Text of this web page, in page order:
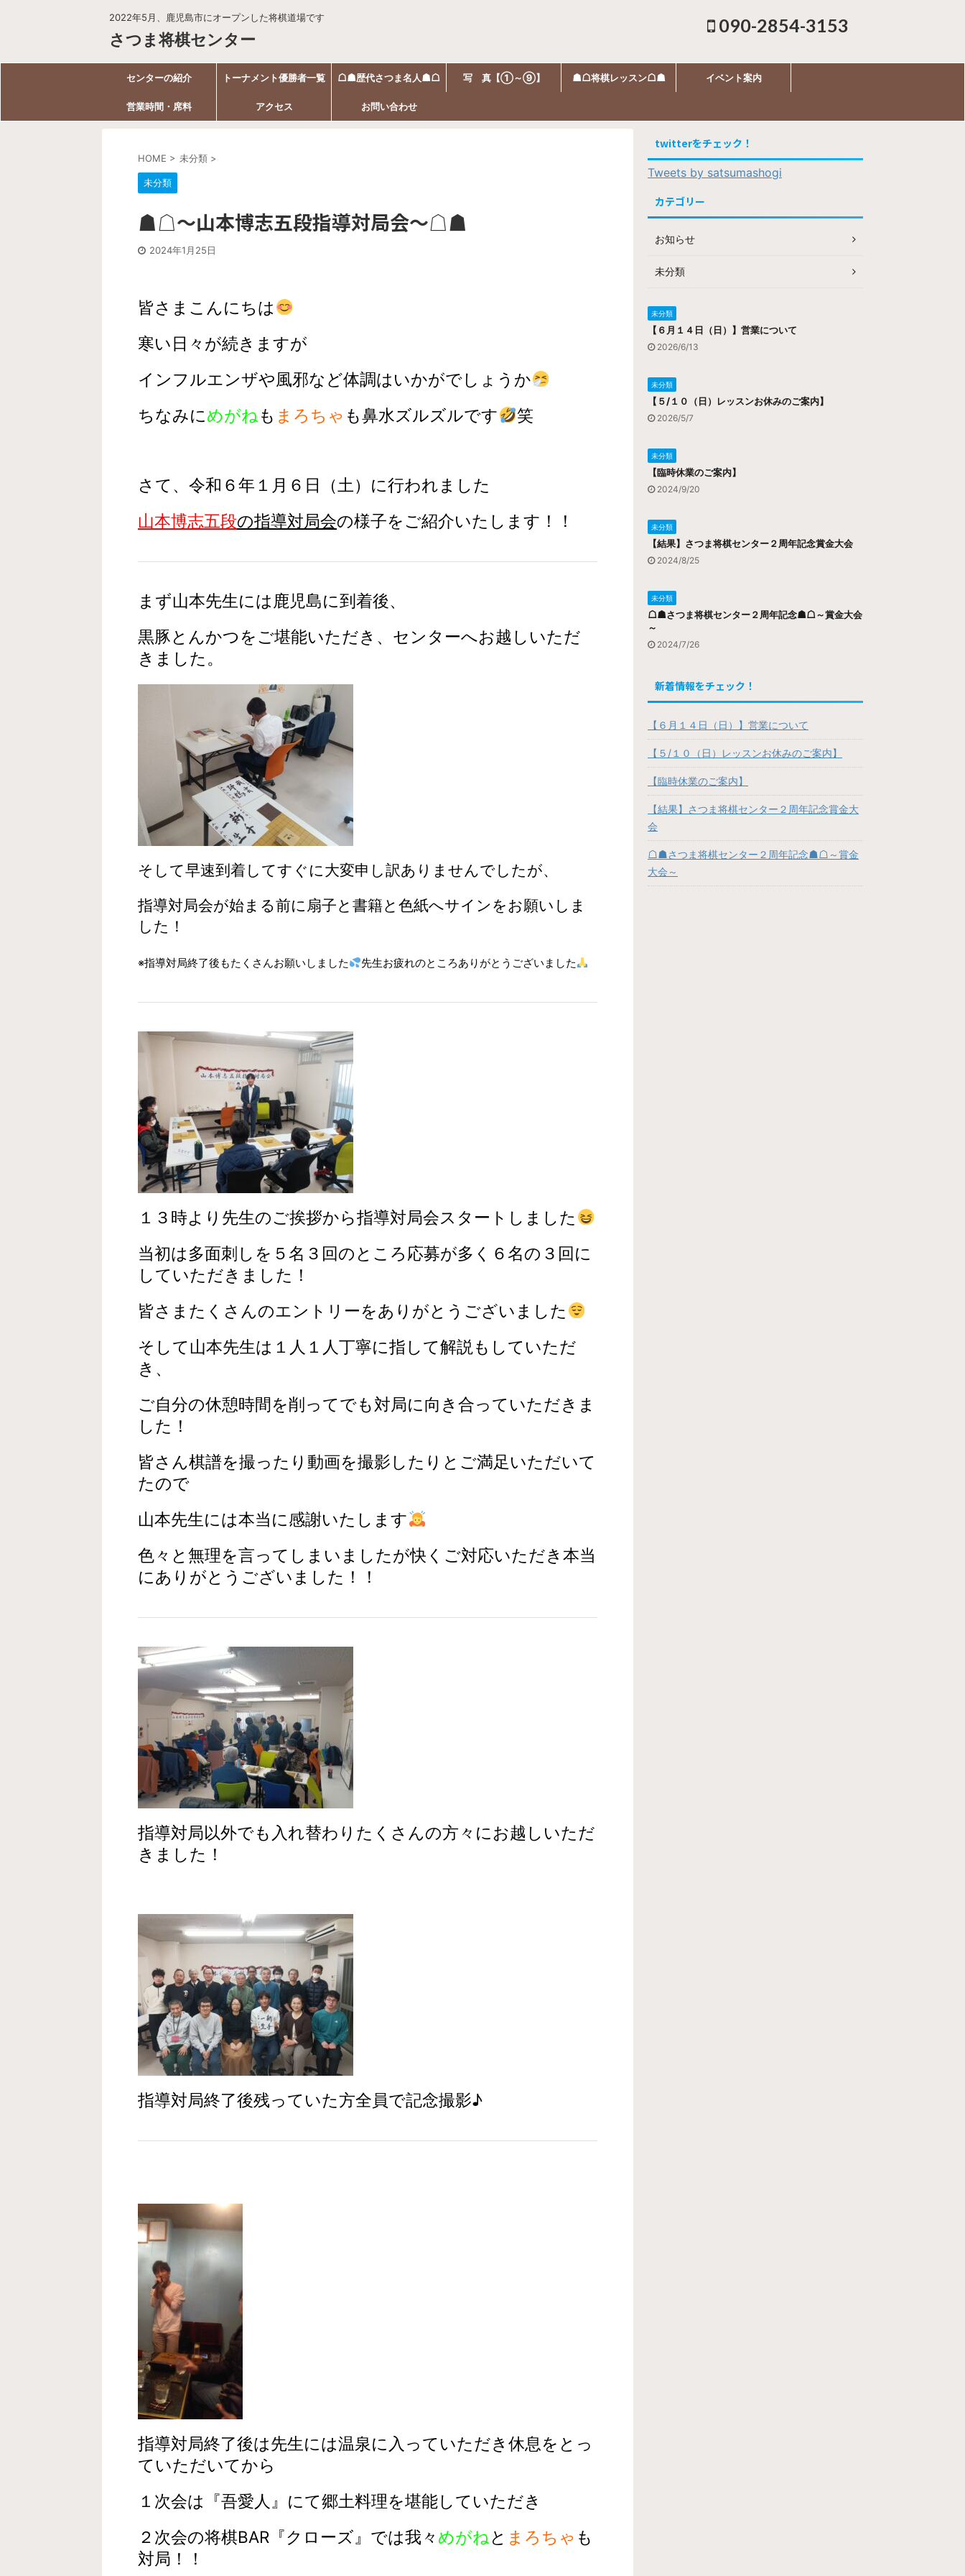
2022年5月、鹿児島市にオープンした将棋道場です
さつま将棋センター
090-2854-3153
センターの紹介 トーナメント優勝者一覧
〖１～３〗
☖☗歴代さつま名人☗☖ 写 真【①～⑨】 ☗☖将棋レッスン☖☗ イベント案内
営業時間・席料 アクセス お問い合わせ
HOME > 未分類 >
未分類
☗☖～山本博志五段指導対局会～☖☗
2024年1月25日
皆さまこんにちは
寒い日々が続きますが
インフルエンザや風邪など体調はいかがでしょうか
ちなみにめがね も まろちゃ も鼻水ズルズルです 笑
さて、令和６年１月６日（土）に行われました
山本博志五段の指導対局会の様子をご紹介いたします！！
まず山本先生には鹿児島に到着後、
黒豚とんかつをご堪能いただき、センターへお越しいただ
きました。
そして早速到着してすぐに大変申し訳ありませんでしたが、
指導対局会が始まる前に扇子と書籍と色紙へサインをお願いしま
した！
※指導対局終了後もたくさんお願いしました 先生お疲れのところありがとうございました
１３時より先生のご挨拶から指導対局会スタートしました
当初は多面刺しを５名３回のところ応募が多く６名の３回に
していただきました！
皆さまたくさんのエントリーをありがとうございました
そして山本先生は１人１人丁寧に指して解説もしていただ
き、
ご自分の休憩時間を削ってでも対局に向き合っていただきま
した！
皆さん棋譜を撮ったり動画を撮影したりとご満足いただいて
たので
山本先生には本当に感謝いたします
色々と無理を言ってしまいましたが快くご対応いただき本当
にありがとうございました！！
指導対局以外でも入れ替わりたくさんの方々にお越しいただ
きました！
指導対局終了後残っていた方全員で記念撮影♪
指導対局終了後は先生には温泉に入っていただき休息をとっ
ていただいてから
１次会は『吾愛人』にて郷土料理を堪能していただき
２次会の将棋BAR『クローズ』では我々 めがね と まろちゃ も
対局！！
twitterをチェック！
Tweets by satsumashogi
カテゴリー
お知らせ
未分類
未分類
【６月１４日（日）】営業について
2026/6/13
未分類
【５/１０（日）レッスンお休みのご案内】
2026/5/7
未分類
【臨時休業のご案内】
2024/9/20
未分類
【結果】さつま将棋センター２周年記念賞金大会
2024/8/25
未分類
☖☗さつま将棋センター２周年記念☗☖～賞金大会
～
2024/7/26
新着情報をチェック！
【６月１４日（日）】営業について
【５/１０（日）レッスンお休みのご案内】
【臨時休業のご案内】
【結果】さつま将棋センター２周年記念賞金大
会
☖☗さつま将棋センター２周年記念☗☖～賞金
大会～